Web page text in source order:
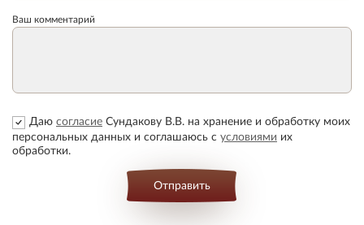
Ваш комментарий
Даю согласие Сундакову В.В. на хранение и обработку моих
персональных данных и соглашаюсь с условиями их
обработки.
Отправить